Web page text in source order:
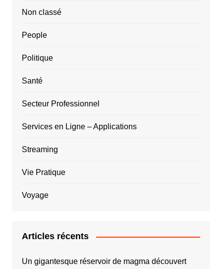
Non classé
People
Politique
Santé
Secteur Professionnel
Services en Ligne – Applications
Streaming
Vie Pratique
Voyage
Articles récents
Un gigantesque réservoir de magma découvert